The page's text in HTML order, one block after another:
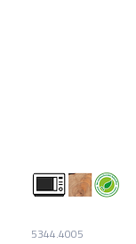
5344.4005